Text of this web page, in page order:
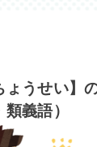
ょうせい】
義語）